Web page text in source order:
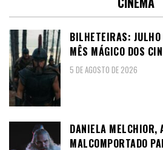
BILHETEIRAS:
MÊS MÁGICO DOS
5 DE AGOSTO DE 2026
DANIELA MELCHIOR,
MALCOMPORTADO